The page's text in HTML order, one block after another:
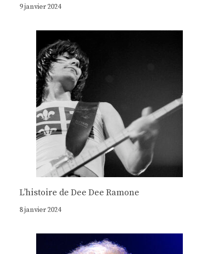
9 janvier 2024
Lʼhistoire de Dee Dee Ramone
8 janvier 2024